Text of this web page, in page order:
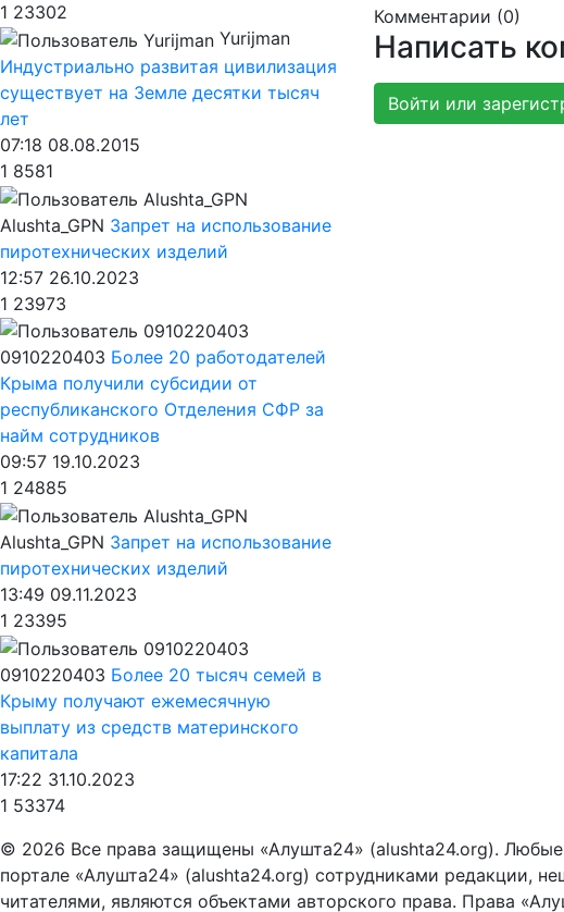
Комментарии (0)
Написать
Войти или
1 23302
Yurijman
Индустриально развитая цивилизация
существует на Земле десятки тысяч
лет
07:18 08.08.2015
1 8581
Alushta_GPN Запрет на использование
пиротехнических изделий
12:57 26.10.2023
1 23973
0910220403 Более 20 работодателей
Крыма получили субсидии от
республиканского Отделения СФР за
найм сотрудников
09:57 19.10.2023
1 24885
Alushta_GPN Запрет на использование
пиротехнических изделий
13:49 09.11.2023
1 23395
0910220403 Более 20 тысяч семей в
Крыму получают ежемесячную
выплату из средств материнского
капитала
17:22 31.10.2023
1 53374
© 2026 Все права защищены «Алушта24» (alushta24.org).
портале «Алушта24» (alushta24.org) сотрудниками редакции,
читателями, являются объектами авторского права. Права